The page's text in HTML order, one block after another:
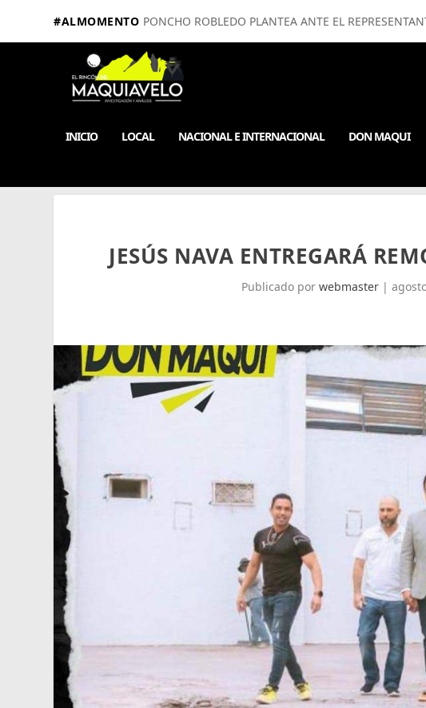
#ALMOMENTO PONCHO ROBLEDO PLANTEA ANTE EL
INICIO LOCAL NACIONAL E INTERNACIONAL DON MAQUI
JESÚS NAVA ENTREGARÁ
Publicado porwebmaster |